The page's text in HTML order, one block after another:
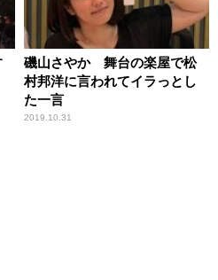
磯山さやか 舞台の楽屋で松
村邦洋に言われてイラっとし
た一言
2019.10.31